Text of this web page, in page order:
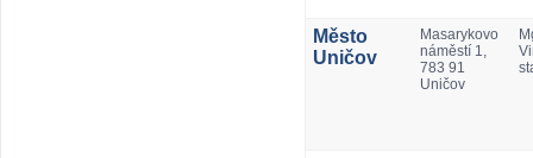
Město
Uničov
Masarykovo
náměstí 1,
783 91
Uničov